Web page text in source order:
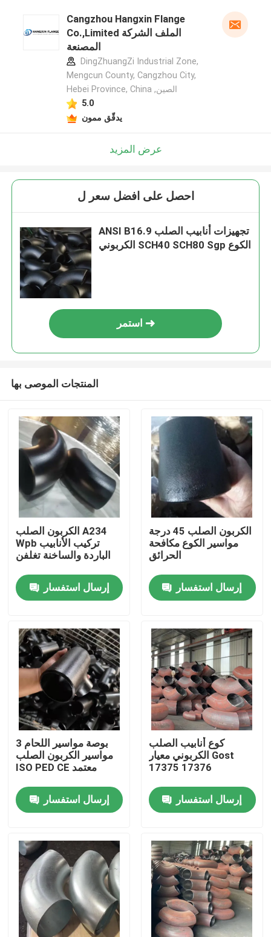
منزل
إتصال
المنتجات
شفة أنابيب الصلب
شفة الأنبوب ANSI
الشفاه القياسية GOST
BS 4504 شفة
شفة EN 1092
Cangzhou Hangxin Flange
Co.,Limited الملف الشركة
المصنعة
DingZhuangZi Industrial Zone,
Mengcun County, Cangzhou City,
Hebei Province, China ,الصين
5.0
يدقّق ممون
عرض المزيد
احصل على افضل سعر ل
ANSI B16.9 تجهيزات أنابيب الصلب
الكربوني SCH40 SCH80 Sgp الكوع
استمر
المنتجات الموصى بها
الكربون الصلب A234
Wpb تركيب الأنابيب
الباردة والساخنة تغلفن
إرسال استفسار
الكربون الصلب 45 درجة
مواسير الكوع مكافحة
الحرائق
إرسال استفسار
3 بوصة مواسير اللحام
مواسير الكربون الصلب
ISO PED CE معتمد
إرسال استفسار
كوع أنابيب الصلب
الكربوني معيار Gost
17375 17376
إرسال استفسار